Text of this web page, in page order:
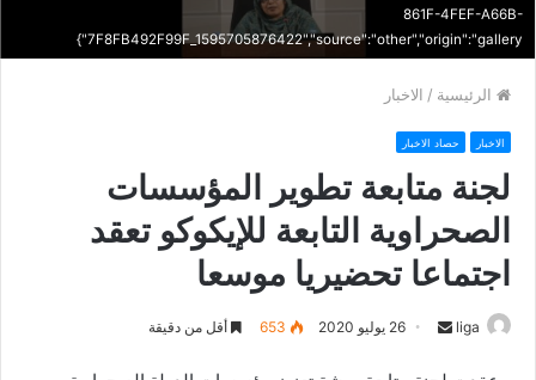
861F-4FEF-A66B-
7F8FB492F99F_1595705876422","source":"other","origin":"gallery"}
الرئيسية / الاخبار
الاخبار حصاد الاخبار
لجنة متابعة تطوير المؤسسات
الصحراوية التابعة للإيكوكو تعقد
اجتماعا تحضيريا موسعا
liga 26 يوليو 2020 653 أقل من دقيقة